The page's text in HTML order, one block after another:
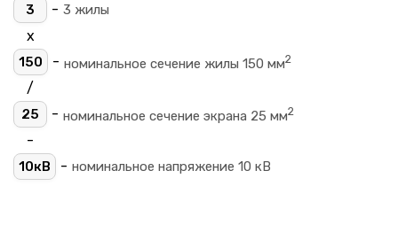
3 - 3 жилы
х
150 - номинальное сечение жилы 150 мм2
/
25 - номинальное сечение экрана 25 мм2
-
10кВ - номинальное напряжение 10 кВ